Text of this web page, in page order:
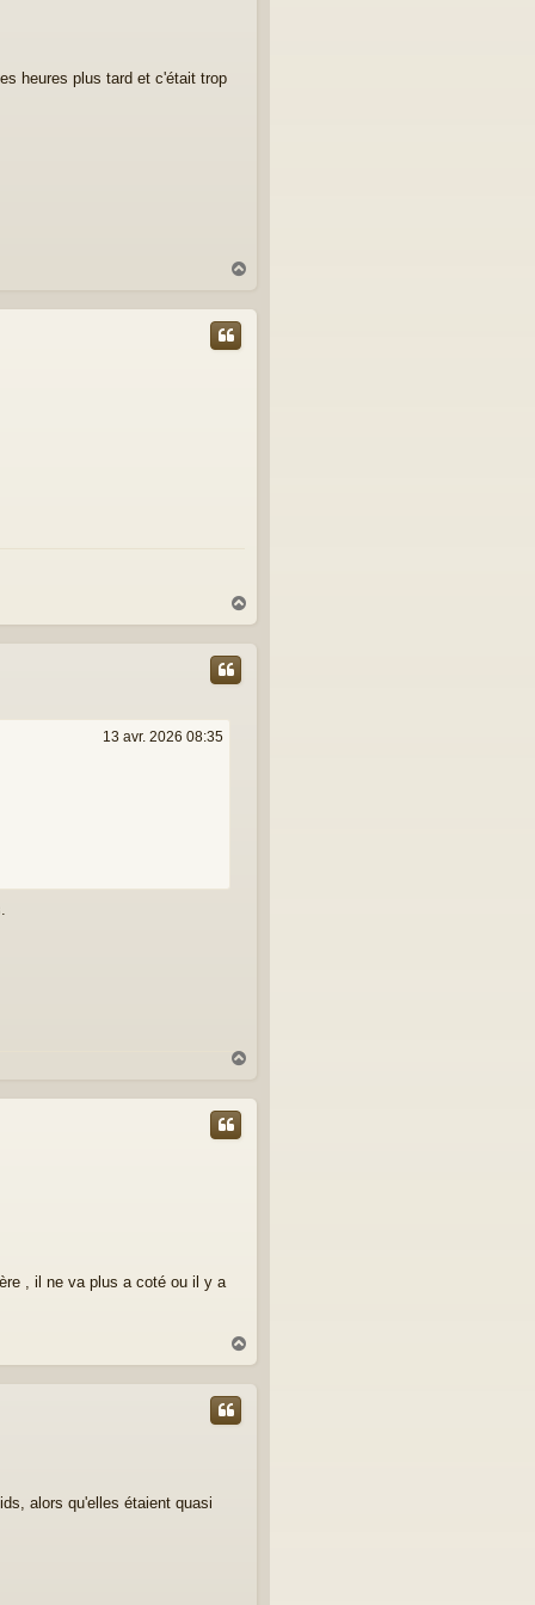
heures plus tard et c'était trop
u
a
13 avr. 2026 08:35
u
, il ne va plus a coté ou il y a
a
alors qu'elles étaient quasi